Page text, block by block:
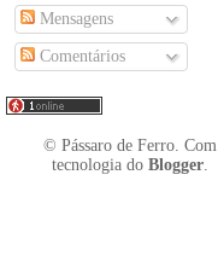
Mensagens
Comentários
© Pássaro de Ferro. Com
tecnologia do Blogger.